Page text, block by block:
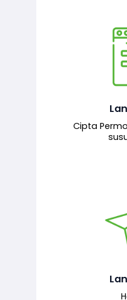
Cipta
Pemohon
baharu
Permohonan
untuk